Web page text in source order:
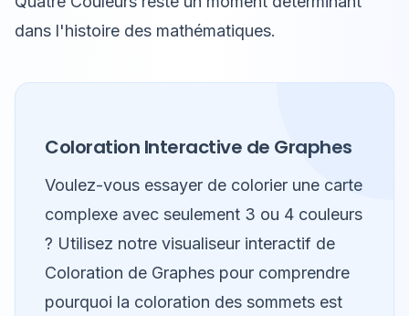
dans l'histoire des mathématiques.
Coloration Interactive de Graphes
Voulez-vous essayer de colorier une carte
complexe avec seulement 3 ou 4 couleurs
? Utilisez notre visualiseur interactif de
Coloration de Graphes pour comprendre
pourquoi la coloration des sommets est